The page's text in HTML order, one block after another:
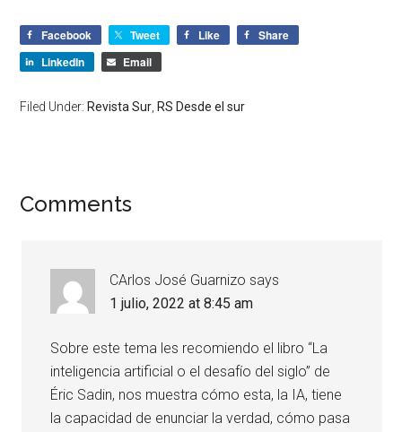
Facebook Tweet Like
Share
LinkedIn
Email
Filed Under: Revista Sur, RS Desde el sur
Comments
CArlos José Guarnizo says
1 julio, 2022 at 8:45 am
Sobre este tema les recomiendo el libro “La
inteligencia artificial o el desafío del siglo” de
Éric Sadin, nos muestra cómo esta, la IA, tiene
la capacidad de enunciar la verdad, cómo pasa